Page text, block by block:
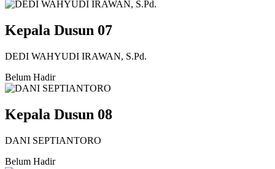
Kepala Dusun 07
DEDI WAHYUDI IRAWAN, S.Pd.
Belum Hadir
Kepala Dusun 08
DANI SEPTIANTORO
Belum Hadir